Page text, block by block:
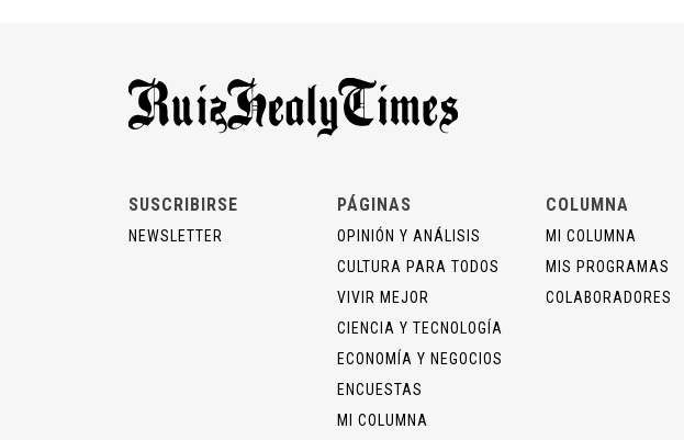
SUSCRIBIRSE
NEWSLETTER
PÁGINAS
OPINIÓN Y ANÁLISIS
CULTURA PARA TODOS
VIVIR MEJOR
CIENCIA Y TECNOLOGÍA
ECONOMÍA Y NEGOCIOS
ENCUESTAS
MI COLUMNA
COLUMNA
MI COLUMNA
MIS PROGRAMAS
COLABORADORES